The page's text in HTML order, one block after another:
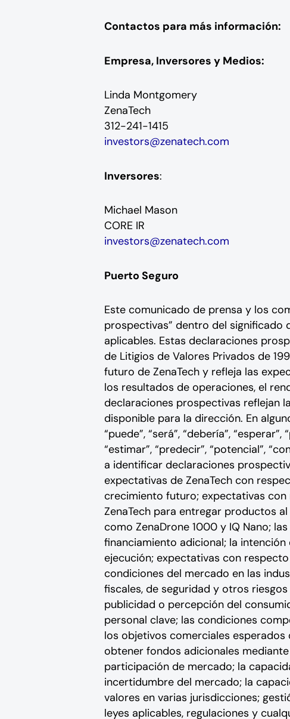
Contactos para más información:
Empresa, Inversores y Medios:
Linda Montgomery
ZenaTech
312-241-1415
investors@zenatech.com
Inversores:
Michael Mason
CORE IR
investors@zenatech.com
Puerto Seguro
Este comunicado de prensa y los
prospectivas” dentro del significado
aplicables. Estas declaraciones
de Litigios de Valores Privados de
futuro de ZenaTech y refleja las
los resultados de operaciones, el
declaraciones prospectivas reflejan
disponible para la dirección. En
“puede”, “será”, “debería”,
“estimar”, “predecir”, “potencial”,
a identificar declaraciones
expectativas de ZenaTech con
crecimiento futuro; expectativas
ZenaTech para entregar productos
como ZenaDrone 1000 y IQ Nano;
financiamiento adicional; la
ejecución; expectativas con
condiciones del mercado en las
fiscales, de seguridad y otros
publicidad o percepción del
personal clave; las condiciones
los objetivos comerciales esperados
obtener fondos adicionales
participación de mercado; la
incertidumbre del mercado; la
valores en varias jurisdicciones;
leyes aplicables, regulaciones y